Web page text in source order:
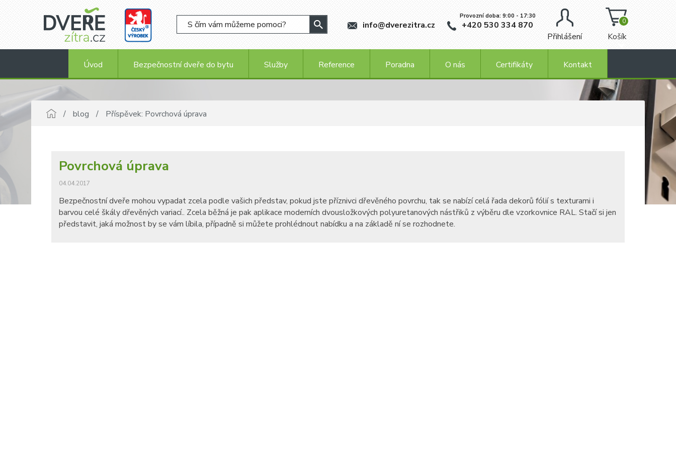
info@dverezitra.cz
Provozní doba: 9:00 - 17:30
+420 530 334 870
Přihlášení
0
Košík
Úvod Bezpečnostní dveře do bytu Služby Reference Poradna O nás Certifikáty Kontakt
blog Příspěvek: Povrchová úprava
Povrchová úprava
04.04.2017
Bezpečnostní dveře mohou vypadat zcela podle vašich představ, pokud jste příznivci dřevěného povrchu, tak se nabízí celá řada dekorů fólií s texturami i
barvou celé škály dřevěných variací.. Zcela běžná je pak aplikace moderních dvousložkových polyuretanových nástřiků z výběru dle vzorkovnice RAL. Stačí si jen
představit, jaká možnost by se vám líbila, případně si můžete prohlédnout nabídku a na základě ní se rozhodnete.